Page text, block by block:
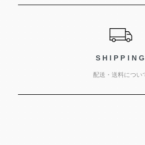
SHIPPING
配送・送料につい